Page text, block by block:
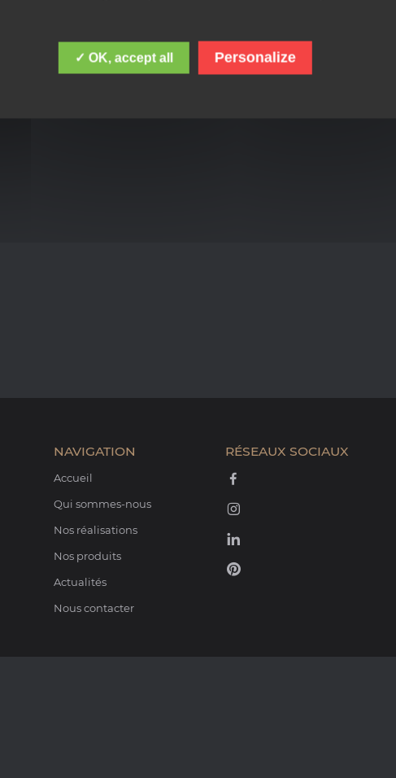
NAVIGATION
Accueil
Qui sommes-nous
Nos réalisations
Nos produits
Actualités
Nous contacter
RÉSEAUX SOCIAUX
✓ OK, accept all Personalize